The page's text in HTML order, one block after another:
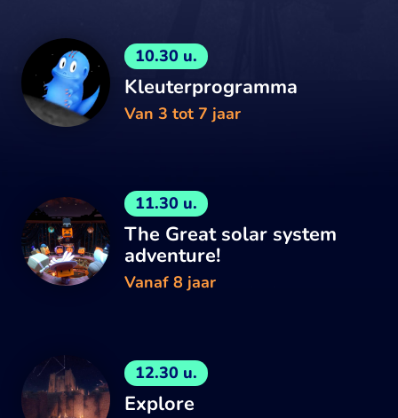
10.30 u.
Kleuterprogramma
Van 3 tot 7 jaar
11.30 u.
The Great solar system
adventure!
Vanaf 8 jaar
12.30 u.
Explore